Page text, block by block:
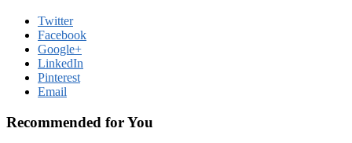
Twitter
Facebook
Google+
LinkedIn
Pinterest
Email
Recommended for You